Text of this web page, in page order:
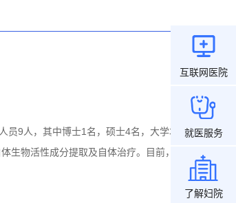
员9人，其中博士1名，硕士4名，大学本科
生物活性成分提取及自体治疗。目前，开
互联网医院
就医服务
了解妇院